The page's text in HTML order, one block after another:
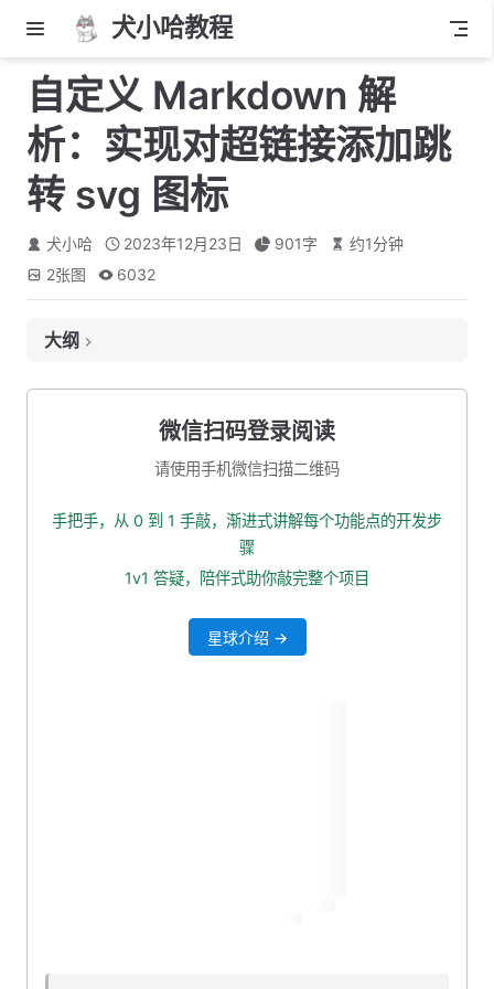
犬小哈教程
自定义 Markdown 解
析：实现对超链接添加跳
转 svg 图标
犬小哈 2023年12月23日 901字 约1分钟
2张图 6032
大纲
2. 应用自定义超链接解析
3. 本小节源码下载
微信扫码登录阅读
请使用手机微信扫描二维码
手把手，从 0 到 1 手敲，渐进式讲解每个功能点的开发步
骤
1v1 答疑，陪伴式助你敲完整个项目
星球介绍 →